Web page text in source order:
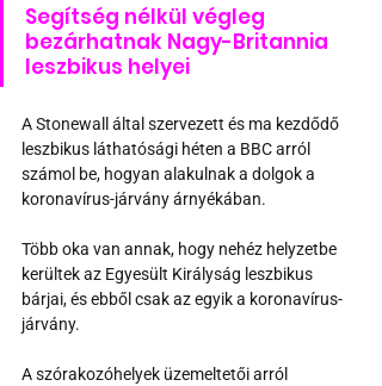
Segítség nélkül végleg
bezárhatnak Nagy-Britannia
leszbikus helyei
A Stonewall által szervezett és ma kezdődő
leszbikus láthatósági héten a BBC arról
számol be, hogyan alakulnak a dolgok a
koronavírus-járvány árnyékában.
Több oka van annak, hogy nehéz helyzetbe
kerültek az Egyesült Királyság leszbikus
bárjai, és ebből csak az egyik a koronavírus-
járvány.
A szórakozóhelyek üzemeltetői arról